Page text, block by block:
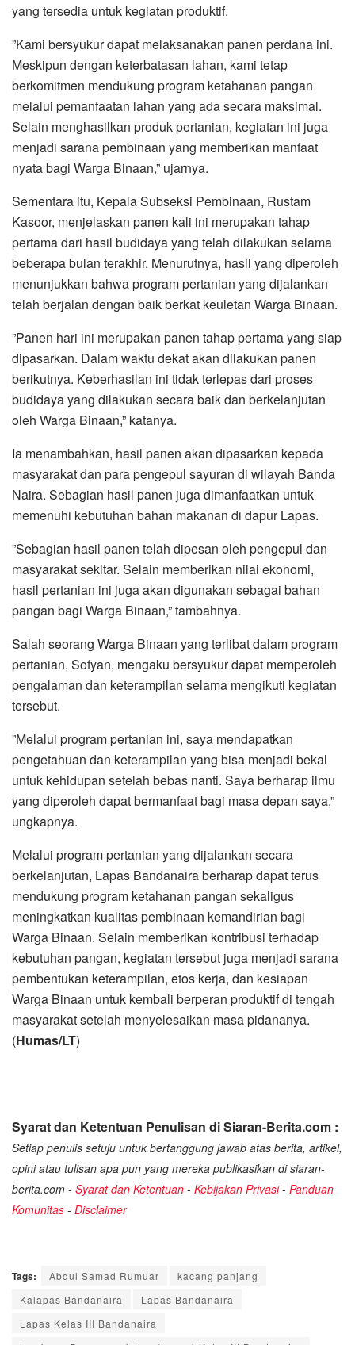
yang tersedia untuk kegiatan produktif.
‎”Kami bersyukur dapat melaksanakan panen perdana ini.
Meskipun dengan keterbatasan lahan, kami tetap
berkomitmen mendukung program ketahanan pangan
melalui pemanfaatan lahan yang ada secara maksimal.
Selain menghasilkan produk pertanian, kegiatan ini juga
menjadi sarana pembinaan yang memberikan manfaat
nyata bagi Warga Binaan,” ujarnya.
‎Sementara itu, Kepala Subseksi Pembinaan, Rustam
Kasoor, menjelaskan panen kali ini merupakan tahap
pertama dari hasil budidaya yang telah dilakukan selama
beberapa bulan terakhir. Menurutnya, hasil yang diperoleh
menunjukkan bahwa program pertanian yang dijalankan
telah berjalan dengan baik berkat keuletan Warga Binaan.
‎”Panen hari ini merupakan panen tahap pertama yang siap
dipasarkan. Dalam waktu dekat akan dilakukan panen
berikutnya. Keberhasilan ini tidak terlepas dari proses
budidaya yang dilakukan secara baik dan berkelanjutan
oleh Warga Binaan,” katanya.
‎Ia menambahkan, hasil panen akan dipasarkan kepada
masyarakat dan para pengepul sayuran di wilayah Banda
Naira. Sebagian hasil panen juga dimanfaatkan untuk
memenuhi kebutuhan bahan makanan di dapur Lapas.
‎”Sebagian hasil panen telah dipesan oleh pengepul dan
masyarakat sekitar. Selain memberikan nilai ekonomi,
hasil pertanian ini juga akan digunakan sebagai bahan
pangan bagi Warga Binaan,” tambahnya.
‎Salah seorang Warga Binaan yang terlibat dalam program
pertanian, Sofyan, mengaku bersyukur dapat memperoleh
pengalaman dan keterampilan selama mengikuti kegiatan
tersebut.
‎”Melalui program pertanian ini, saya mendapatkan
pengetahuan dan keterampilan yang bisa menjadi bekal
untuk kehidupan setelah bebas nanti. Saya berharap ilmu
yang diperoleh dapat bermanfaat bagi masa depan saya,”
ungkapnya.
‎Melalui program pertanian yang dijalankan secara
berkelanjutan, Lapas Bandanaira berharap dapat terus
mendukung program ketahanan pangan sekaligus
meningkatkan kualitas pembinaan kemandirian bagi
Warga Binaan. Selain memberikan kontribusi terhadap
kebutuhan pangan, kegiatan tersebut juga menjadi sarana
pembentukan keterampilan, etos kerja, dan kesiapan
Warga Binaan untuk kembali berperan produktif di tengah
masyarakat setelah menyelesaikan masa pidananya.
(Humas/LT)
Syarat dan Ketentuan Penulisan di Siaran-Berita.com :
Setiap penulis setuju untuk bertanggung jawab atas berita, artikel,
opini atau tulisan apa pun yang mereka publikasikan di siaran-
berita.com - Syarat dan Ketentuan - Kebijakan Privasi- Panduan
Komunitas - Disclaimer
Tags: Abdul Samad Rumuar
kacang panjang
Kalapas Bandanaira
Lapas Bandanaira
Lapas Kelas III Bandanaira